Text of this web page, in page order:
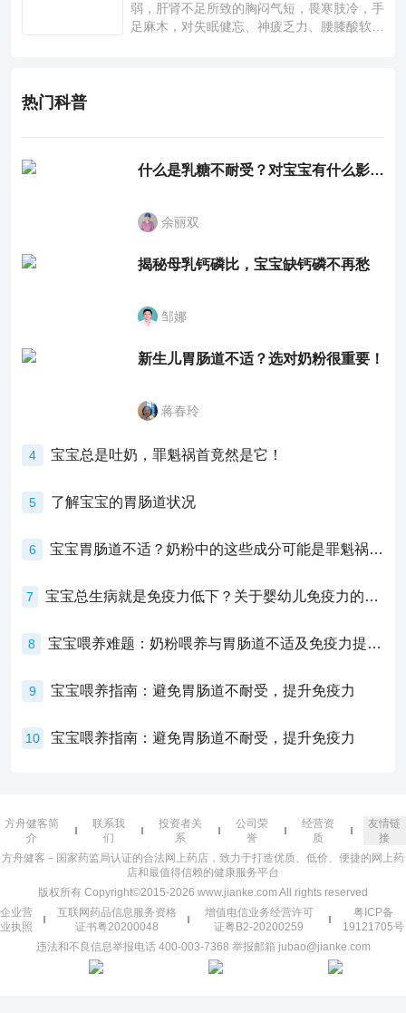
弱，肝肾不足所致的胸闷气短，畏寒肢冷，手
足麻木，对失眠健忘、神疲乏力、腰膝酸软也
热门科普
什么是乳糖不耐受？对宝宝有什么影响？
余丽双
揭秘母乳钙磷比，宝宝缺钙磷不再愁
邹娜
新生儿胃肠道不适？选对奶粉很重要！
蒋春玲
4 宝宝总是吐奶，罪魁祸首竟然是它！
5 了解宝宝的胃肠道状况
6 宝宝胃肠道不适？奶粉中的这些成分可能是罪魁祸首！
7 宝宝总生病就是免疫力低下？关于婴幼儿免疫力的真相，家长必须了解！
8 宝宝喂养难题：奶粉喂养与胃肠道不适及免疫力提升的奥秘
9 宝宝喂养指南：避免胃肠道不耐受，提升免疫力
10 宝宝喂养指南：避免胃肠道不耐受，提升免疫力
方舟健客简
介
联系我
们
投资者关
系
公司荣
誉
经营资
质
友情链
接
方舟健客－国家药监局认证的合法网上药店，致力于打造优质、低价、便捷的网上药
店和最值得信赖的健康服务平台
版权所有 Copyright©2015-2026 www.jianke.com All rights reserved
企业营
业执照
互联网药品信息服务资格
证书粤20200048
增值电信业务经营许可
证粤B2-20200259
粤ICP备
19121705号
违法和不良信息举报电话 400-003-7368 举报邮箱 jubao@jianke.com